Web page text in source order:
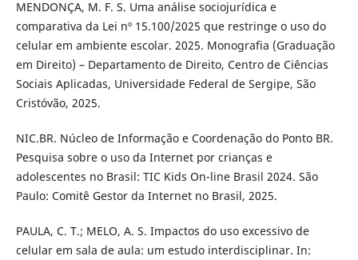
MENDONÇA, M. F. S. Uma análise sociojurídica e
comparativa da Lei nº 15.100/2025 que restringe o uso do
celular em ambiente escolar. 2025. Monografia (Graduação
em Direito) – Departamento de Direito, Centro de Ciências
Sociais Aplicadas, Universidade Federal de Sergipe, São
Cristóvão, 2025.
NIC.BR. Núcleo de Informação e Coordenação do Ponto BR.
Pesquisa sobre o uso da Internet por crianças e
adolescentes no Brasil: TIC Kids On-line Brasil 2024. São
Paulo: Comitê Gestor da Internet no Brasil, 2025.
PAULA, C. T.; MELO, A. S. Impactos do uso excessivo de
celular em sala de aula: um estudo interdisciplinar. In: